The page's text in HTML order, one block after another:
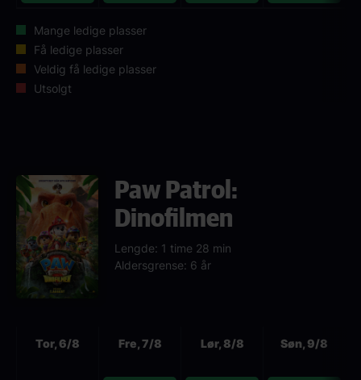
Mange ledige plasser
Få ledige plasser
Veldig få ledige plasser
Utsolgt
Paw Patrol:
Dinofilmen
Lengde: 1 time 28 min
Aldersgrense: 6 år
Tor, 6/8 Fre, 7/8 Lør, 8/8 Søn, 9/8